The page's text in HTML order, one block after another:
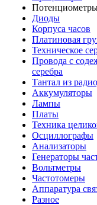
Диоды
Корпуса часов
Платиновая
Техническое
Провода с
серебра
Тантал из
Аккумуляторы
Лампы
Платы
Техника
Осциллографы
Анализаторы
Генераторы
Вольтметры
Частотомеры
Аппаратура
Разное